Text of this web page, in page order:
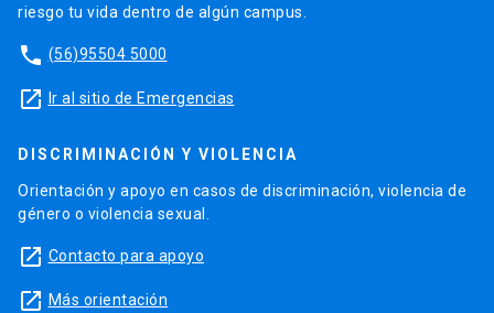
riesgo tu vida dentro de algún campus.
phone (56)95504 5000
launch Ir al sitio de Emergencias
DISCRIMINACIÓN Y VIOLENCIA
Orientación y apoyo en casos de discriminación, violencia de
género o violencia sexual.
launch Contacto para apoyo
launch Más orientación